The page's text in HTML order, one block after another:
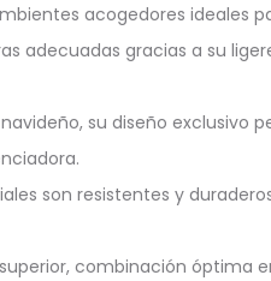
acogedores ideales
adecuadas gracias a su
su diseño exclusivo
son resistentes y
combinación óptima